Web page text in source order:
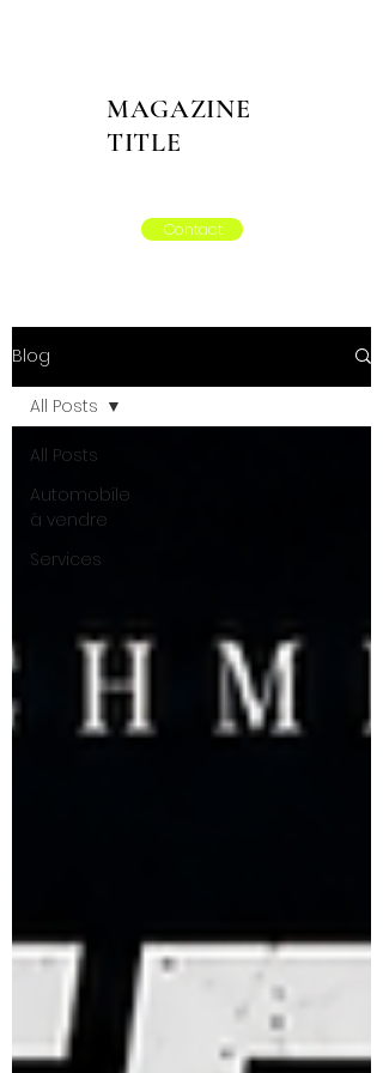
MAGAZINE
TITLE
Contact
Blog
All Posts
Automobile
à vendre
Services
All Posts